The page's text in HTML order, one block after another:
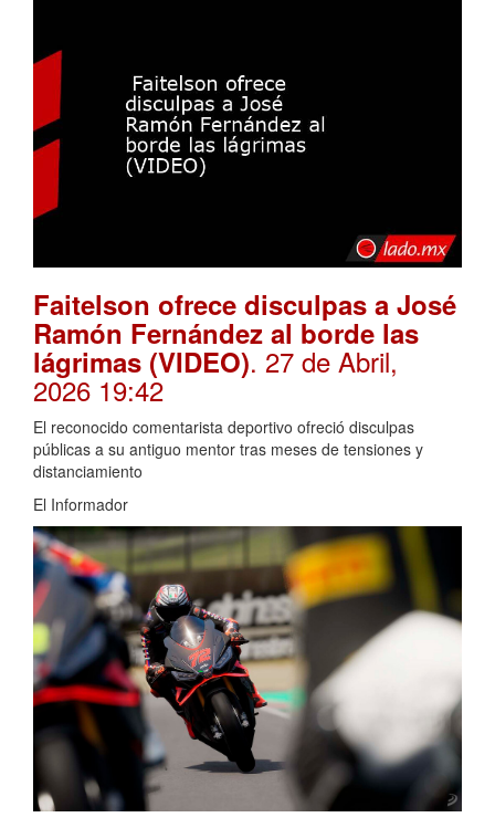
Faitelson ofrece disculpas a José
Ramón Fernández al borde las
lágrimas (VIDEO). 27 de Abril,
2026 19:42
El reconocido comentarista deportivo ofreció disculpas
públicas a su antiguo mentor tras meses de tensiones y
distanciamiento
El Informador